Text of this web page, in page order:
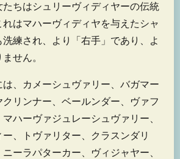
ちはシュリーヴィディヤーの伝統
はマハーヴィディヤを与えたシャ
練され、より「右手」であり、よ
せん。
、カメーシュヴァリー、バガマー
クリンナー、ベールンダー、ヴァフ
ハーヴァジュレーシュヴァリー、
、トヴァリター、クラスンダリ
ーラパターカー、ヴィジャヤー、